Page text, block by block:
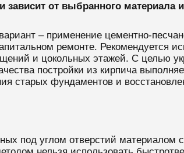
от выбранного
– применение цементно-
ремонте. Рекомендуется
и цокольных этажей. С целью
постройки из кирпича
старых фундаментов и
под углом отверстий